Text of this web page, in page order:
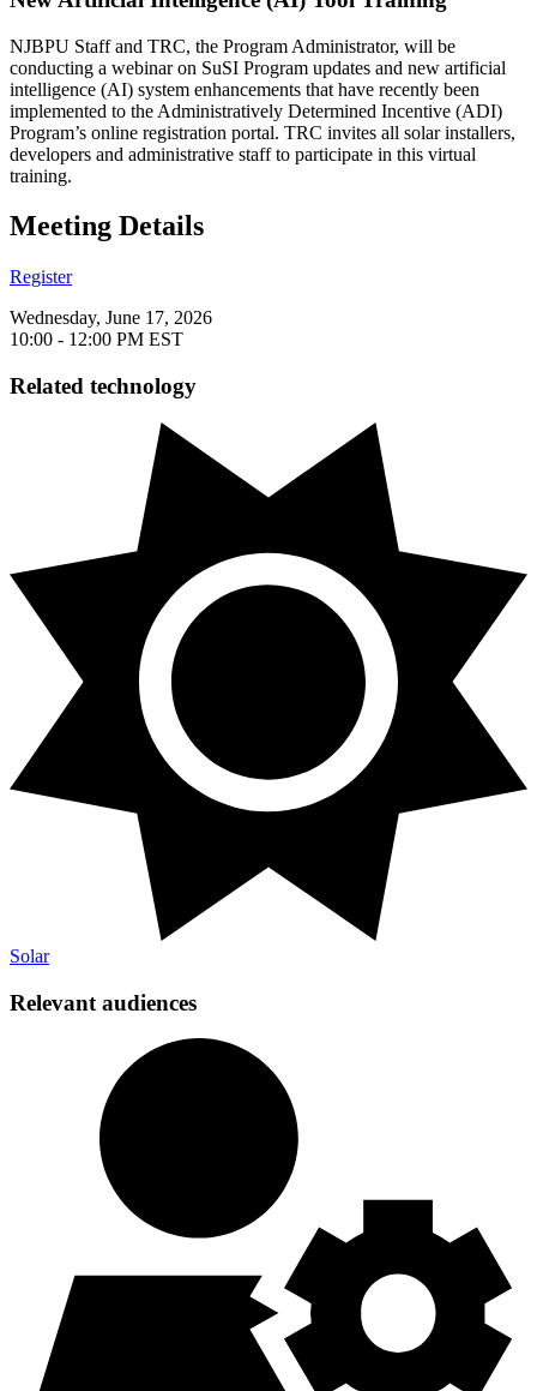
NJBPU Staff and TRC, the Program Administrator, will be
conducting a webinar on SuSI Program updates and new artificial
intelligence (AI) system enhancements that have recently been
implemented to the Administratively Determined Incentive (ADI)
Program’s online registration portal. TRC invites all solar installers,
developers and administrative staff to participate in this virtual
training.​​​​‌ ‍ ​‍​‍‌‍ ‌ ​‍‌‍‍‌‌‍‌ ‌‍‍‌‌‍ ‍​‍​‍​ ‍‍​‍​‍‌ ​ ‌‍​‌‌‍ ‍‌‍‍‌‌ ‌​‌ ‍‌​‍ ‍‌‍‍‌‌‍ ​‍​‍​‍ ​​‍​‍‌‍‍​‌ ​‍‌‍‌‌‌‍‌‍​‍​‍​ ‍‍​‍​‍‌‍‍​‌ ‌​‌ ‌​‌ ​​​ ‍‍​‍ ​‍ ‌‍ ​‌‍ ‌‍​ ‌‍​‌‌‍ ​‌‍‍​‌‍ ‌ ​ ‌ ‌​​ ‍‍​ ​ ​ ​ ​ ​ ​ ​ ​‍ ‌‍‍‌‌‍ ‍‌ ‌​‌‍‌‌‌‍ ‍‌ ‌​​‍ ‌‍‌‌‌‍‌​‌‍‍‌‌ ‌​​‍ ‌‍ ‌‌‍ ‌‍‌​‌‍‌‌​ ‌‌ ​​‌ ​‍‌‍‌‌‌ ​ ‌‍‌‌‌‍ ‍‌ ‌​‌‍​‌‌ ‌​‌‍‍‌‌‍ ‌‍ ‍​ ‍ ‌‍‍‌‌‍‌​​ ‌‌‍‌‍​ ​‍‌‍​‌​ ‍‌‌‍‌​‌‍‌​‌‍‌‍‌‍‌‌​‍ ‌​ ‍‌​ ‌‌​ ​​‌‍​‍​‍ ‌​ ‌​​ ‌‍‌‍​‍‌‍‌​​‍ ‌​ ‍​​ ​‌​ ‌‍​ ​ ​‍ ‌​ ​ ​ ‌‌​ ‌​‌‍​‌​ ‍​‌‍‌‌​ ‌‍​ ​‌​ ‌‌​ ‍‌​ ‌​​ ‍‌​ ‍ ‌ ‌​‌ ‍‌‌ ​​‌‍‌‌​ ‌‌‍‌‌‌ ‌‍‌‍‌‌‌‍ ‍‌ ‌​​ ‍ ‌ ​​‌‍​‌‌ ‌​‌‍‍​​ ‌‌‍‍​‌‍‌‌‌ ​‍‌‍ ​‍ ‍‌‍​ ‌‍ ‌‍ ‍‌ ‌​‌‍‌‌‌‍ ‍‌ ‌​​‍‌‌​ ‌‌‌​​‍‌‌ ‌‍‍ ‌‍‌‌‌ ‍‌​‍‌‌​ ​ ‌​‌​​‍‌‌​ ​ ‌​‌​​‍‌‌​ ​‍​ ​‍‌‍​‌​ ‌‌​ ​‍​ ‌‍​ ‌‍​ ‌‍​ ‍‌‌‍‌​‌‍‌‍​ ‌‌​ ‌​‌‍​‍​‍‌‌​ ​‍​ ​‍​‍‌‌​ ‌‌‌​‌​​‍ ‍‌‍​ ‌‍‍​‌‍‍‌‌‍ ​‌‍‌​‌ ​‍‌‍‌‌‌‍ ‍​‍‌‌​ ‌‌‌​​‍‌‌ ‌‍‍ ‌‍‌‌‌ ‍‌​‍‌‌​ ​ ‌​‌​​‍‌‌​ ​ ‌​‌​​‍‌‌​ ​‍​ ​‍​ ‌‍​ ‌‌‌‍‌‍‌‍‌‍‌‍​‌‌‍​ ​ ​‍​ ‍​​ ‌‌‌‍​ ‌‍​‍​ ‌‍​‍‌‌​ ​‍​ ​‍​‍‌‌​ ‌‌‌​‌​​‍ ‍‌ ‌​‌‍‌‌‌ ‍​‌ ‌​​ ‌‍​‍‌‍​‌‌ ​ ‌‍‌‌‌‌‌‌‌ ​‍‌‍ ​​ ‌‌‍‍​‌ ‌​‌ ‌​‌ ​​​‍‌‌​ ​ ‌​​‌​‍‌‌​ ​‍‌​‌‍​‍‌‌​ ​‍‌​‌‍‌‍ ​‌‍ ‌‍​ ‌‍​‌‌‍ ​‌‍‍​‌‍ ‌ ​ ‌ ‌​​‍‌‌​ ​ ‌​​‌​ ​ ​ ​ ​ ​ ​ ​ ​‍‌‍‌‍‍‌‌‍‌​​ ‌‌‍‌‍​ ​‍‌‍​‌​ ‍‌‌‍‌​‌‍‌​‌‍‌‍‌‍‌‌​‍ ‌​ ‍‌​ ‌‌​ ​​‌‍​‍​‍ ‌​ ‌​​ ‌‍‌‍​‍‌‍‌​​‍ ‌​ ‍​​ ​‌​ ‌‍​ ​ ​‍ ‌​ ​ ​ ‌‌​ ‌​‌‍​‌​ ‍​‌‍‌‌​ ‌‍​ ​‌​ ‌‌​ ‍‌​ ‌​​ ‍‌​‍‌‍‌ ‌​‌ ‍‌‌ ​​‌‍‌‌​ ‌‌‍‌‌‌ ‌‍‌‍‌‌‌‍ ‍‌ ‌​​‍‌‍‌ ​​‌‍​‌‌ ‌​‌‍‍​​ ‌‌‍‍​‌‍‌‌‌ ​‍‌‍ ​‍ ‍‌‍​ ‌‍ ‌‍ ‍‌ ‌​‌‍‌‌‌‍ ‍‌ ‌​​‍‌‌​ ‌‌‌​​‍‌‌ ‌‍‍ ‌‍‌‌‌ ‍‌​‍‌‌​ ​ ‌​‌​​‍‌‌​ ​ ‌​‌​​‍‌‌​ ​‍​ ​‍‌‍​‌​ ‌‌​ ​‍​ ‌‍​ ‌‍​ ‌‍​ ‍‌‌‍‌​‌‍‌‍​ ‌‌​ ‌​‌‍​‍​‍‌‌​ ​‍​ ​‍​‍‌‌​ ‌‌‌​‌​​‍ ‍‌‍​ ‌‍‍​‌‍‍‌‌‍ ​‌‍‌​‌ ​‍‌‍‌‌‌‍ ‍​‍‌‌​ ‌‌‌​​‍‌‌ ‌‍‍ ‌‍‌‌‌ ‍‌​‍‌‌​ ​ ‌​‌​​‍‌‌​ ​ ‌​‌​​‍‌‌​ ​‍​ ​‍​ ‌‍​ ‌‌‌‍‌‍‌‍‌‍‌‍​‌‌‍​ ​ ​‍​ ‍​​ ‌‌‌‍​ ‌‍​‍​ ‌‍​‍‌‌​ ​‍​ ​‍​‍‌‌​ ‌‌‌​‌​​‍ ‍‌ ‌​‌‍‌‌‌ ‍​‌ ‌​​‍‌‍‌ ​​‌‍‌‌‌ ​‍‌ ​ ‌ ​​‌‍‌‌‌‍​ ‌ ‌​‌‍‍‌‌ ‌‍‌‍‌‌​ ‌‌ ​​‌ ‌‌‌‍​‍‌‍ ​‌‍‍‌‌ ​ ‌‍‍​‌‍‌‌‌‍‌​​‍​‍‌ ‌
Meeting Details​​​​‌ ‍ ​‍​‍‌‍ ‌ ​‍‌‍‍‌‌‍‌ ‌‍‍‌‌‍ ‍​‍​‍​ ‍‍​‍​‍‌ ​ ‌‍​‌‌‍ ‍‌‍‍‌‌ ‌​‌ ‍‌​‍ ‍‌‍‍‌‌‍ ​‍​‍​‍ ​​‍​‍‌‍‍​‌ ​‍‌‍‌‌‌‍‌‍​‍​‍​ ‍‍​‍​‍‌‍‍​‌ ‌​‌ ‌​‌ ​​​ ‍‍​‍ ​‍ ‌‍ ​‌‍ ‌‍​ ‌‍​‌‌‍ ​‌‍‍​‌‍ ‌ ​ ‌ ‌​​ ‍‍​ ​ ​ ​ ​ ​ ​ ​ ​‍ ‌‍‍‌‌‍ ‍‌ ‌​‌‍‌‌‌‍ ‍‌ ‌​​‍ ‌‍‌‌‌‍‌​‌‍‍‌‌ ‌​​‍ ‌‍ ‌‌‍ ‌‍‌​‌‍‌‌​ ‌‌ ​​‌ ​‍‌‍‌‌‌ ​ ‌‍‌‌‌‍ ‍‌ ‌​‌‍​‌‌ ‌​‌‍‍‌‌‍ ‌‍ ‍​ ‍ ‌‍‍‌‌‍‌​​ ‌‌‍‌‍​ ​‍‌‍​‌​ ‍‌‌‍‌​‌‍‌​‌‍‌‍‌‍‌‌​‍ ‌​ ‍‌​ ‌‌​ ​​‌‍​‍​‍ ‌​ ‌​​ ‌‍‌‍​‍‌‍‌​​‍ ‌​ ‍​​ ​‌​ ‌‍​ ​ ​‍ ‌​ ​ ​ ‌‌​ ‌​‌‍​‌​ ‍​‌‍‌‌​ ‌‍​ ​‌​ ‌‌​ ‍‌​ ‌​​ ‍‌​ ‍ ‌ ‌​‌ ‍‌‌ ​​‌‍‌‌​ ‌‌‍‌‌‌ ‌‍‌‍‌‌‌‍ ‍‌ ‌​​ ‍ ‌ ​​‌‍​‌‌ ‌​‌‍‍​​ ‌‌ ​ ‌‍‌‌‌‍​ ‌ ‌​‌‍‍‌‌‍ ‌‍ ‍‌ ​ ​‍‌‌​ ‌‌‌​​‍‌‌ ‌‍‍ ‌‍‌‌‌ ‍‌​‍‌‌​ ​ ‌​‌​​‍‌‌​ ​ ‌​‌​​‍‌‌​ ​‍​ ​‍‌‍‌‍​ ​ ​ ‍​‌‍​ ​ ‍‌​ ‌‌​ ‌‌‌‍‌‌‌‍​‌‌‍‌‌‌‍‌‌‌‍​‍​‍‌‌​ ​‍​ ​‍​‍‌‌​ ‌‌‌​‌​​‍ ‍‌‍‍​‌‍‌‌‌‍​‌‌‍‌​‌‍‍‌‌‍ ‍‌‍‌ ​ ‌‍​‍‌‍​‌‌ ​ ‌‍‌‌‌‌‌‌‌ ​‍‌‍ ​​ ‌‌‍‍​‌ ‌​‌ ‌​‌ ​​​‍‌‌​ ​ ‌​​‌​‍‌‌​ ​‍‌​‌‍​‍‌‌​ ​‍‌​‌‍‌‍ ​‌‍ ‌‍​ ‌‍​‌‌‍ ​‌‍‍​‌‍ ‌ ​ ‌ ‌​​‍‌‌​ ​ ‌​​‌​ ​ ​ ​ ​ ​ ​ ​ ​‍‌‍‌‍‍‌‌‍‌​​ ‌‌‍‌‍​ ​‍‌‍​‌​ ‍‌‌‍‌​‌‍‌​‌‍‌‍‌‍‌‌​‍ ‌​ ‍‌​ ‌‌​ ​​‌‍​‍​‍ ‌​ ‌​​ ‌‍‌‍​‍‌‍‌​​‍ ‌​ ‍​​ ​‌​ ‌‍​ ​ ​‍ ‌​ ​ ​ ‌‌​ ‌​‌‍​‌​ ‍​‌‍‌‌​ ‌‍​ ​‌​ ‌‌​ ‍‌​ ‌​​ ‍‌​‍‌‍‌ ‌​‌ ‍‌‌ ​​‌‍‌‌​ ‌‌‍‌‌‌ ‌‍‌‍‌‌‌‍ ‍‌ ‌​​‍‌‍‌ ​​‌‍​‌‌ ‌​‌‍‍​​ ‌‌ ​ ‌‍‌‌‌‍​ ‌ ‌​‌‍‍‌‌‍ ‌‍ ‍‌ ​ ​‍‌‌​ ‌‌‌​​‍‌‌ ‌‍‍ ‌‍‌‌‌ ‍‌​‍‌‌​ ​ ‌​‌​​‍‌‌​ ​ ‌​‌​​‍‌‌​ ​‍​ ​‍‌‍‌‍​ ​ ​ ‍​‌‍​ ​ ‍‌​ ‌‌​ ‌‌‌‍‌‌‌‍​‌‌‍‌‌‌‍‌‌‌‍​‍​‍‌‌​ ​‍​ ​‍​‍‌‌​ ‌‌‌​‌​​‍ ‍‌‍‍​‌‍‌‌‌‍​‌‌‍‌​‌‍‍‌‌‍ ‍‌‍‌ ​‍‌‍‌ ​​‌‍‌‌‌ ​‍‌ ​ ‌ ​​‌‍‌‌‌‍​ ‌ ‌​‌‍‍‌‌ ‌‍‌‍‌‌​ ‌‌ ​​‌ ‌‌‌‍​‍‌‍ ​‌‍‍‌‌ ​ ‌‍‍​‌‍‌‌‌‍‌​​‍​‍‌ ‌
Register​​​​‌ ‍ ​‍​‍‌‍ ‌ ​‍‌‍‍‌‌‍‌ ‌‍‍‌‌‍ ‍​‍​‍​ ‍‍​‍​‍‌ ​ ‌‍​‌‌‍ ‍‌‍‍‌‌ ‌​‌ ‍‌​‍ ‍‌‍‍‌‌‍ ​‍​‍​‍ ​​‍​‍‌‍‍​‌ ​‍‌‍‌‌‌‍‌‍​‍​‍​ ‍‍​‍​‍‌‍‍​‌ ‌​‌ ‌​‌ ​​​ ‍‍​‍ ​‍ ‌‍ ​‌‍ ‌‍​ ‌‍​‌‌‍ ​‌‍‍​‌‍ ‌ ​ ‌ ‌​​ ‍‍​ ​ ​ ​ ​ ​ ​ ​ ​‍ ‌‍‍‌‌‍ ‍‌ ‌​‌‍‌‌‌‍ ‍‌ ‌​​‍ ‌‍‌‌‌‍‌​‌‍‍‌‌ ‌​​‍ ‌‍ ‌‌‍ ‌‍‌​‌‍‌‌​ ‌‌ ​​‌ ​‍‌‍‌‌‌ ​ ‌‍‌‌‌‍ ‍‌ ‌​‌‍​‌‌ ‌​‌‍‍‌‌‍ ‌‍ ‍​ ‍ ‌‍‍‌‌‍‌​​ ‌‌‍‌‍​ ​‍‌‍​‌​ ‍‌‌‍‌​‌‍‌​‌‍‌‍‌‍‌‌​‍ ‌​ ‍‌​ ‌‌​ ​​‌‍​‍​‍ ‌​ ‌​​ ‌‍‌‍​‍‌‍‌​​‍ ‌​ ‍​​ ​‌​ ‌‍​ ​ ​‍ ‌​ ​ ​ ‌‌​ ‌​‌‍​‌​ ‍​‌‍‌‌​ ‌‍​ ​‌​ ‌‌​ ‍‌​ ‌​​ ‍‌​ ‍ ‌ ‌​‌ ‍‌‌ ​​‌‍‌‌​ ‌‌‍‌‌‌ ‌‍‌‍‌‌‌‍ ‍‌ ‌​​ ‍ ‌ ​​‌‍​‌‌ ‌​‌‍‍​​ ‌‌ ​ ‌‍‌‌‌‍​ ‌ ‌​‌‍‍‌‌‍ ‌‍ ‍‌ ​ ​‍‌‌​ ‌‌‌​​‍‌‌ ‌‍‍ ‌‍‌‌‌ ‍‌​‍‌‌​ ​ ‌​‌​​‍‌‌​ ​ ‌​‌​​‍‌‌​ ​‍​ ​‍‌‍‌‍​ ​ ​ ‍​‌‍​ ​ ‍‌​ ‌‌​ ‌‌‌‍‌‌‌‍​‌‌‍‌‌‌‍‌‌‌‍​‍​‍‌‌​ ​‍​ ​‍​‍‌‌​ ‌‌‌​‌​​‍ ‍‌‍​ ‌‍ ‌‍ ‍‌ ‌​‌‍‌‌‌‍ ‍‌ ‌​​‍‌‌​ ‌‌‌​​‍‌‌ ‌‍‍ ‌‍‌‌‌ ‍‌​‍‌‌​ ​ ‌​‌​​‍‌‌​ ​ ‌​‌​​‍‌‌​ ​‍​ ​‍​ ‌‍​ ​‍​ ‌​‌‍‌​​ ‌‌​ ​ ​ ‌ ‌‍‌​​ ‍‌​ ‍‌‌‍‌‍‌‍‌​​‍‌‌​ ​‍​ ​‍​‍‌‌​ ‌‌‌​‌​​‍ ‍‌ ‌​‌‍‌‌‌ ‍​‌ ‌​​ ‌‍​‍‌‍​‌‌ ​ ‌‍‌‌‌‌‌‌‌ ​‍‌‍ ​​ ‌‌‍‍​‌ ‌​‌ ‌​‌ ​​​‍‌‌​ ​ ‌​​‌​‍‌‌​ ​‍‌​‌‍​‍‌‌​ ​‍‌​‌‍‌‍ ​‌‍ ‌‍​ ‌‍​‌‌‍ ​‌‍‍​‌‍ ‌ ​ ‌ ‌​​‍‌‌​ ​ ‌​​‌​ ​ ​ ​ ​ ​ ​ ​ ​‍‌‍‌‍‍‌‌‍‌​​ ‌‌‍‌‍​ ​‍‌‍​‌​ ‍‌‌‍‌​‌‍‌​‌‍‌‍‌‍‌‌​‍ ‌​ ‍‌​ ‌‌​ ​​‌‍​‍​‍ ‌​ ‌​​ ‌‍‌‍​‍‌‍‌​​‍ ‌​ ‍​​ ​‌​ ‌‍​ ​ ​‍ ‌​ ​ ​ ‌‌​ ‌​‌‍​‌​ ‍​‌‍‌‌​ ‌‍​ ​‌​ ‌‌​ ‍‌​ ‌​​ ‍‌​‍‌‍‌ ‌​‌ ‍‌‌ ​​‌‍‌‌​ ‌‌‍‌‌‌ ‌‍‌‍‌‌‌‍ ‍‌ ‌​​‍‌‍‌ ​​‌‍​‌‌ ‌​‌‍‍​​ ‌‌ ​ ‌‍‌‌‌‍​ ‌ ‌​‌‍‍‌‌‍ ‌‍ ‍‌ ​ ​‍‌‌​ ‌‌‌​​‍‌‌ ‌‍‍ ‌‍‌‌‌ ‍‌​‍‌‌​ ​ ‌​‌​​‍‌‌​ ​ ‌​‌​​‍‌‌​ ​‍​ ​‍‌‍‌‍​ ​ ​ ‍​‌‍​ ​ ‍‌​ ‌‌​ ‌‌‌‍‌‌‌‍​‌‌‍‌‌‌‍‌‌‌‍​‍​‍‌‌​ ​‍​ ​‍​‍‌‌​ ‌‌‌​‌​​‍ ‍‌‍​ ‌‍ ‌‍ ‍‌ ‌​‌‍‌‌‌‍ ‍‌ ‌​​‍‌‌​ ‌‌‌​​‍‌‌ ‌‍‍ ‌‍‌‌‌ ‍‌​‍‌‌​ ​ ‌​‌​​‍‌‌​ ​ ‌​‌​​‍‌‌​ ​‍​ ​‍​ ‌‍​ ​‍​ ‌​‌‍‌​​ ‌‌​ ​ ​ ‌ ‌‍‌​​ ‍‌​ ‍‌‌‍‌‍‌‍‌​​‍‌‌​ ​‍​ ​‍​‍‌‌​ ‌‌‌​‌​​‍ ‍‌ ‌​‌‍‌‌‌ ‍​‌ ‌​​‍‌‍‌ ​​‌‍‌‌‌ ​‍‌ ​ ‌ ​​‌‍‌‌‌‍​ ‌ ‌​‌‍‍‌‌ ‌‍‌‍‌‌​ ‌‌ ​​‌ ‌‌‌‍​‍‌‍ ​‌‍‍‌‌ ​ ‌‍‍​‌‍‌‌‌‍‌​​‍​‍‌ ‌
Wednesday, June 17, 2026
10:00 - 12:00 PM EST​​​​‌ ‍ ​‍​‍‌‍ ‌ ​‍‌‍‍‌‌‍‌ ‌‍‍‌‌‍ ‍​‍​‍​ ‍‍​‍​‍‌ ​ ‌‍​‌‌‍ ‍‌‍‍‌‌ ‌​‌ ‍‌​‍ ‍‌‍‍‌‌‍ ​‍​‍​‍ ​​‍​‍‌‍‍​‌ ​‍‌‍‌‌‌‍‌‍​‍​‍​ ‍‍​‍​‍‌‍‍​‌ ‌​‌ ‌​‌ ​​​ ‍‍​‍ ​‍ ‌‍ ​‌‍ ‌‍​ ‌‍​‌‌‍ ​‌‍‍​‌‍ ‌ ​ ‌ ‌​​ ‍‍​ ​ ​ ​ ​ ​ ​ ​ ​‍ ‌‍‍‌‌‍ ‍‌ ‌​‌‍‌‌‌‍ ‍‌ ‌​​‍ ‌‍‌‌‌‍‌​‌‍‍‌‌ ‌​​‍ ‌‍ ‌‌‍ ‌‍‌​‌‍‌‌​ ‌‌ ​​‌ ​‍‌‍‌‌‌ ​ ‌‍‌‌‌‍ ‍‌ ‌​‌‍​‌‌ ‌​‌‍‍‌‌‍ ‌‍ ‍​ ‍ ‌‍‍‌‌‍‌​​ ‌‌‍‌‍​ ​‍‌‍​‌​ ‍‌‌‍‌​‌‍‌​‌‍‌‍‌‍‌‌​‍ ‌​ ‍‌​ ‌‌​ ​​‌‍​‍​‍ ‌​ ‌​​ ‌‍‌‍​‍‌‍‌​​‍ ‌​ ‍​​ ​‌​ ‌‍​ ​ ​‍ ‌​ ​ ​ ‌‌​ ‌​‌‍​‌​ ‍​‌‍‌‌​ ‌‍​ ​‌​ ‌‌​ ‍‌​ ‌​​ ‍‌​ ‍ ‌ ‌​‌ ‍‌‌ ​​‌‍‌‌​ ‌‌‍‌‌‌ ‌‍‌‍‌‌‌‍ ‍‌ ‌​​ ‍ ‌ ​​‌‍​‌‌ ‌​‌‍‍​​ ‌‌ ​ ‌‍‌‌‌‍​ ‌ ‌​‌‍‍‌‌‍ ‌‍ ‍‌ ​ ​‍‌‌​ ‌‌‌​​‍‌‌ ‌‍‍ ‌‍‌‌‌ ‍‌​‍‌‌​ ​ ‌​‌​​‍‌‌​ ​ ‌​‌​​‍‌‌​ ​‍​ ​‍‌‍‌‍​ ​ ​ ‍​‌‍​ ​ ‍‌​ ‌‌​ ‌‌‌‍‌‌‌‍​‌‌‍‌‌‌‍‌‌‌‍​‍​‍‌‌​ ​‍​ ​‍​‍‌‌​ ‌‌‌​‌​​‍ ‍‌‍​ ‌‍ ‌‍ ‍‌ ‌​‌‍‌‌‌‍ ‍‌ ‌​​‍‌‌​ ‌‌‌​​‍‌‌ ‌‍‍ ‌‍‌‌‌ ‍‌​‍‌‌​ ​ ‌​‌​​‍‌‌​ ​ ‌​‌​​‍‌‌​ ​‍​ ​‍​ ‍​‌‍​‌​ ‍​​ ​ ​ ‌ ​ ‍​‌‍​‌‌‍​ ​ ​‌​ ‌‌​ ​‍‌‍​ ​‍‌‌​ ​‍​ ​‍​‍‌‌​ ‌‌‌​‌​​‍ ‍‌‍​ ‌‍‍​‌‍‍‌‌‍ ​‌‍‌​‌ ​‍‌‍‌‌‌‍ ‍​‍‌‌​ ‌‌‌​​‍‌‌ ‌‍‍ ‌‍‌‌‌ ‍‌​‍‌‌​ ​ ‌​‌​​‍‌‌​ ​ ‌​‌​​‍‌‌​ ​‍​ ​‍‌‍​‌​ ‌‍​ ‌‌​ ‌‍​ ​​​ ‌‍​ ​ ‌‍‌​‌‍‌​‌‍‌‌​ ​​​ ​ ​‍‌‌​ ​‍​ ​‍​‍‌‌​ ‌‌‌​‌​​‍ ‍‌ ‌​‌‍‌‌‌ ‍​‌ ‌​​ ‌‍​‍‌‍​‌‌ ​ ‌‍‌‌‌‌‌‌‌ ​‍‌‍ ​​ ‌‌‍‍​‌ ‌​‌ ‌​‌ ​​​‍‌‌​ ​ ‌​​‌​‍‌‌​ ​‍‌​‌‍​‍‌‌​ ​‍‌​‌‍‌‍ ​‌‍ ‌‍​ ‌‍​‌‌‍ ​‌‍‍​‌‍ ‌ ​ ‌ ‌​​‍‌‌​ ​ ‌​​‌​ ​ ​ ​ ​ ​ ​ ​ ​‍‌‍‌‍‍‌‌‍‌​​ ‌‌‍‌‍​ ​‍‌‍​‌​ ‍‌‌‍‌​‌‍‌​‌‍‌‍‌‍‌‌​‍ ‌​ ‍‌​ ‌‌​ ​​‌‍​‍​‍ ‌​ ‌​​ ‌‍‌‍​‍‌‍‌​​‍ ‌​ ‍​​ ​‌​ ‌‍​ ​ ​‍ ‌​ ​ ​ ‌‌​ ‌​‌‍​‌​ ‍​‌‍‌‌​ ‌‍​ ​‌​ ‌‌​ ‍‌​ ‌​​ ‍‌​‍‌‍‌ ‌​‌ ‍‌‌ ​​‌‍‌‌​ ‌‌‍‌‌‌ ‌‍‌‍‌‌‌‍ ‍‌ ‌​​‍‌‍‌ ​​‌‍​‌‌ ‌​‌‍‍​​ ‌‌ ​ ‌‍‌‌‌‍​ ‌ ‌​‌‍‍‌‌‍ ‌‍ ‍‌ ​ ​‍‌‌​ ‌‌‌​​‍‌‌ ‌‍‍ ‌‍‌‌‌ ‍‌​‍‌‌​ ​ ‌​‌​​‍‌‌​ ​ ‌​‌​​‍‌‌​ ​‍​ ​‍‌‍‌‍​ ​ ​ ‍​‌‍​ ​ ‍‌​ ‌‌​ ‌‌‌‍‌‌‌‍​‌‌‍‌‌‌‍‌‌‌‍​‍​‍‌‌​ ​‍​ ​‍​‍‌‌​ ‌‌‌​‌​​‍ ‍‌‍​ ‌‍ ‌‍ ‍‌ ‌​‌‍‌‌‌‍ ‍‌ ‌​​‍‌‌​ ‌‌‌​​‍‌‌ ‌‍‍ ‌‍‌‌‌ ‍‌​‍‌‌​ ​ ‌​‌​​‍‌‌​ ​ ‌​‌​​‍‌‌​ ​‍​ ​‍​ ‍​‌‍​‌​ ‍​​ ​ ​ ‌ ​ ‍​‌‍​‌‌‍​ ​ ​‌​ ‌‌​ ​‍‌‍​ ​‍‌‌​ ​‍​ ​‍​‍‌‌​ ‌‌‌​‌​​‍ ‍‌‍​ ‌‍‍​‌‍‍‌‌‍ ​‌‍‌​‌ ​‍‌‍‌‌‌‍ ‍​‍‌‌​ ‌‌‌​​‍‌‌ ‌‍‍ ‌‍‌‌‌ ‍‌​‍‌‌​ ​ ‌​‌​​‍‌‌​ ​ ‌​‌​​‍‌‌​ ​‍​ ​‍‌‍​‌​ ‌‍​ ‌‌​ ‌‍​ ​​​ ‌‍​ ​ ‌‍‌​‌‍‌​‌‍‌‌​ ​​​ ​ ​‍‌‌​ ​‍​ ​‍​‍‌‌​ ‌‌‌​‌​​‍ ‍‌ ‌​‌‍‌‌‌ ‍​‌ ‌​​‍‌‍‌ ​​‌‍‌‌‌ ​‍‌ ​ ‌ ​​‌‍‌‌‌‍​ ‌ ‌​‌‍‍‌‌ ‌‍‌‍‌‌​ ‌‌ ​​‌ ‌‌‌‍​‍‌‍ ​‌‍‍‌‌ ​ ‌‍‍​‌‍‌‌‌‍‌​​‍​‍‌ ‌
Related technology
Solar​​​​‌ ‍ ​‍​‍‌‍ ‌ ​‍‌‍‍‌‌‍‌ ‌‍‍‌‌‍ ‍​‍​‍​ ‍‍​‍​‍‌ ​ ‌‍​‌‌‍ ‍‌‍‍‌‌ ‌​‌ ‍‌​‍ ‍‌‍‍‌‌‍ ​‍​‍​‍ ​​‍​‍‌‍‍​‌ ​‍‌‍‌‌‌‍‌‍​‍​‍​ ‍‍​‍​‍‌‍‍​‌ ‌​‌ ‌​‌ ​​​ ‍‍​‍ ​‍ ‌‍ ​‌‍ ‌‍​ ‌‍​‌‌‍ ​‌‍‍​‌‍ ‌ ​ ‌ ‌​​ ‍‍​ ​ ​ ​ ​ ​ ​ ​ ​‍ ‌‍‍‌‌‍ ‍‌ ‌​‌‍‌‌‌‍ ‍‌ ‌​​‍ ‌‍‌‌‌‍‌​‌‍‍‌‌ ‌​​‍ ‌‍ ‌‌‍ ‌‍‌​‌‍‌‌​ ‌‌ ​​‌ ​‍‌‍‌‌‌ ​ ‌‍‌‌‌‍ ‍‌ ‌​‌‍​‌‌ ‌​‌‍‍‌‌‍ ‌‍ ‍​ ‍ ‌‍‍‌‌‍‌​​ ‌​ ‌‍​ ‌‌​ ​​‌‍‌​​ ​ ​ ​ ​ ‍‌​ ‌ ​‍ ‌‌‍​‌​ ‌ ‌‍​‌‌‍‌‍​‍ ‌​ ‌​​ ‌​​ ‌ ‌‍​‍​‍ ‌‌‍​‍​ ​​​ ‍​​ ‌ ​‍ ‌​ ​‌​ ​​​ ‌‍‌‍‌​‌‍‌​​ ‌‍​ ‍‌​ ‌‍‌‍‌‌‌‍​‌​ ‌ ​ ​‌​ ‍ ‌ ‌​‌ ‍‌‌ ​​‌‍‌‌​ ‌‌ ‌​‌‍‌‌‌‍​ ‌‍‍​‌‍ ‍‌‍ ‌‍ ​‌‍ ‌‍‌ ‌ ‍‌​ ‍ ‌ ​​‌‍​‌‌ ‌​‌‍‍​​ ‌‌ ‌​‌‍‍‌‌ ‌​‌‍ ​‌‍‌‌​ ‌‍​‍‌‍​‌‌ ​ ‌‍‌‌‌‌‌‌‌ ​‍‌‍ ​​ ‌‌‍‍​‌ ‌​‌ ‌​‌ ​​​‍‌‌​ ​ ‌​​‌​‍‌‌​ ​‍‌​‌‍​‍‌‌​ ​‍‌​‌‍‌‍ ​‌‍ ‌‍​ ‌‍​‌‌‍ ​‌‍‍​‌‍ ‌ ​ ‌ ‌​​‍‌‌​ ​ ‌​​‌​ ​ ​ ​ ​ ​ ​ ​ ​‍‌‍‌‍‍‌‌‍‌​​ ‌​ ‌‍​ ‌‌​ ​​‌‍‌​​ ​ ​ ​ ​ ‍‌​ ‌ ​‍ ‌‌‍​‌​ ‌ ‌‍​‌‌‍‌‍​‍ ‌​ ‌​​ ‌​​ ‌ ‌‍​‍​‍ ‌‌‍​‍​ ​​​ ‍​​ ‌ ​‍ ‌​ ​‌​ ​​​ ‌‍‌‍‌​‌‍‌​​ ‌‍​ ‍‌​ ‌‍‌‍‌‌‌‍​‌​ ‌ ​ ​‌​‍‌‍‌ ‌​‌ ‍‌‌ ​​‌‍‌‌​ ‌‌ ‌​‌‍‌‌‌‍​ ‌‍‍​‌‍ ‍‌‍ ‌‍ ​‌‍ ‌‍‌ ‌ ‍‌​‍‌‍‌ ​​‌‍​‌‌ ‌​‌‍‍​​ ‌‌ ‌​‌‍‍‌‌ ‌​‌‍ ​‌‍‌‌​‍‌‍‌ ​​‌‍‌‌‌ ​‍‌ ​ ‌ ​​‌‍‌‌‌‍​ ‌ ‌​‌‍‍‌‌ ‌‍‌‍‌‌​ ‌‌ ​​‌ ‌‌‌‍​‍‌‍ ​‌‍‍‌‌ ​ ‌‍‍​‌‍‌‌‌‍‌​​‍​‍‌ ‌
Relevant audiences